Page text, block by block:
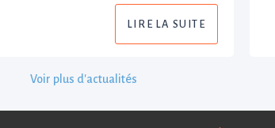
LIRE LA SUITE
Voir plus d'actualités